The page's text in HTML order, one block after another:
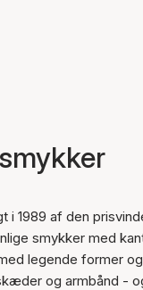
i 1989 af den
smykker med
legende former
og armbånd -